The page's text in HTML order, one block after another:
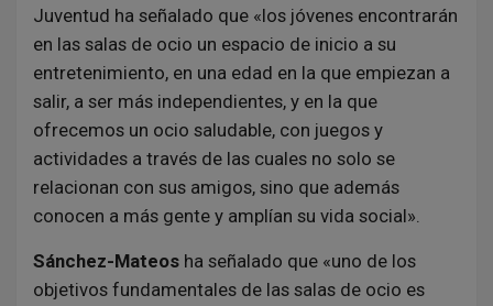
Juventud ha señalado que «los jóvenes encontrarán
en las salas de ocio un espacio de inicio a su
entretenimiento, en una edad en la que empiezan a
salir, a ser más independientes, y en la que
ofrecemos un ocio saludable, con juegos y
actividades a través de las cuales no solo se
relacionan con sus amigos, sino que además
conocen a más gente y amplían su vida social».
Sánchez-Mateos ha señalado que «uno de los
objetivos fundamentales de las salas de ocio es